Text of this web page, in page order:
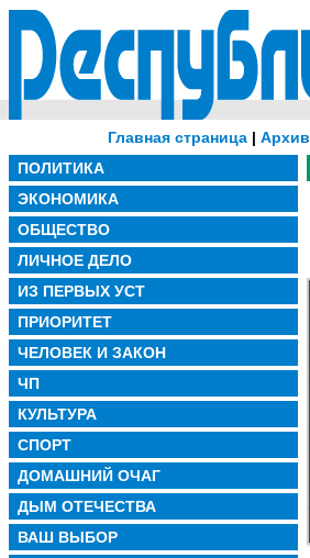
Главная страница | Архив
ПОЛИТИКА
ЭКОНОМИКА
ОБЩЕСТВО
ЛИЧНОЕ ДЕЛО
ИЗ ПЕРВЫХ УСТ
ПРИОРИТЕТ
ЧЕЛОВЕК И ЗАКОН
ЧП
КУЛЬТУРА
СПОРТ
ДОМАШНИЙ ОЧАГ
ДЫМ ОТЕЧЕСТВА
ВАШ ВЫБОР